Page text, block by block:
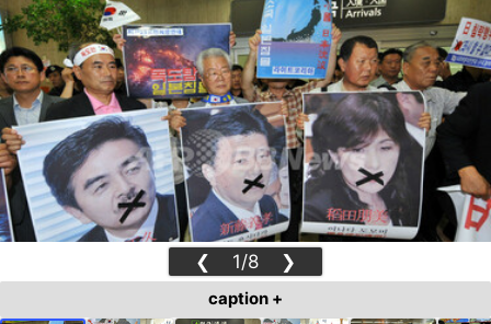
❮ 1/8 ❯
caption +